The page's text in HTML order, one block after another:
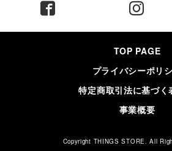
TOP PAGE
プライバシーポリ
特定商取引法に基づ
事業概要
Copyright THINGS STORE. All